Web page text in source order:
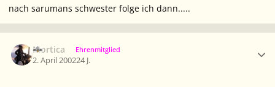
nach sarumans schwester folge ich dann.....
Mortica Ehrenmitglied
2. April 200224 J.